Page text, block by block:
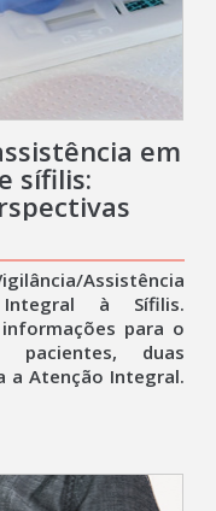
em
sífilis:
Assistência
à Sífilis.
para o
pacientes, duas
a Atenção Integral.